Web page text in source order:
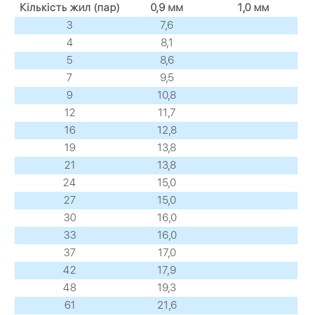
Кількість жил (пар) 0,9 мм
1,0 мм
3
7,6
4
8,1
5
8,6
7
9,5
9
10,8
12
11,7
16
12,8
19
13,8
21
13,8
24
15,0
27
15,0
30
16,0
33
16,0
37
17,0
42
17,9
48
19,3
61
21,6